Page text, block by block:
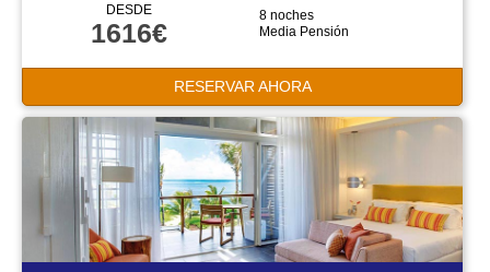
DESDE
1616€
8 noches
Media Pensión
RESERVAR AHORA